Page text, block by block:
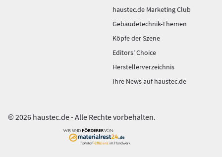
haustec.de Marketing Club
Gebäudetechnik-Themen
Köpfe der Szene
Editors' Choice
Herstellerverzeichnis
Ihre News auf haustec.de
© 2026 haustec.de - Alle Rechte vorbehalten.